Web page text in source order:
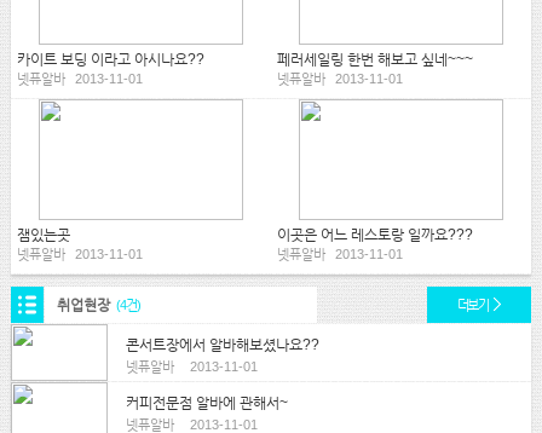
카이트 보딩 이라고 아시나요??
넷퓨알바 2013-11-01
페러세일링 한번 해보고 싶네~~~
넷퓨알바 2013-11-01
잼있는곳
넷퓨알바 2013-11-01
이곳은 어느 레스토랑 일까요???
넷퓨알바 2013-11-01
취업현장 (4건) 더보기
콘서트장에서 알바해보셨나요??
넷퓨알바 2013-11-01
커피전문점 알바에 관해서~
넷퓨알바 2013-11-01